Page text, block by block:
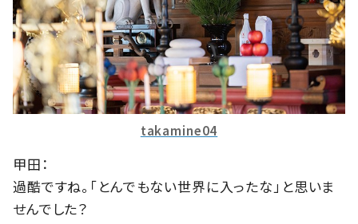
takamine04
甲田：
過酷ですね。「とんでもない世界に入ったな」と思いま
せんでした？